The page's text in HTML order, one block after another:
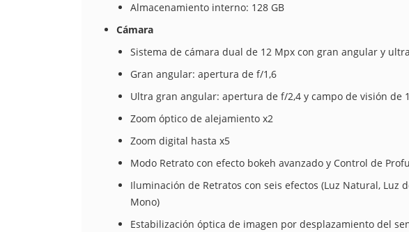
Almacenamiento interno: 128 GB
Cámara
Sistema de cámara dual de 12 Mpx con gran angular y
Gran angular: apertura de f/1,6
Ultra gran angular: apertura de f/2,4 y campo de visión de
Zoom óptico de alejamiento x2
Zoom digital hasta x5
Modo Retrato con efecto bokeh avanzado y Control de
Iluminación de Retratos con seis efectos (Luz Natural, Luz
Mono)
Estabilización óptica de imagen por desplazamiento del